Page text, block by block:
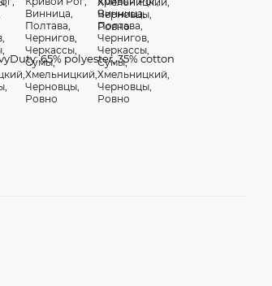
65% polyester, 35% cotton